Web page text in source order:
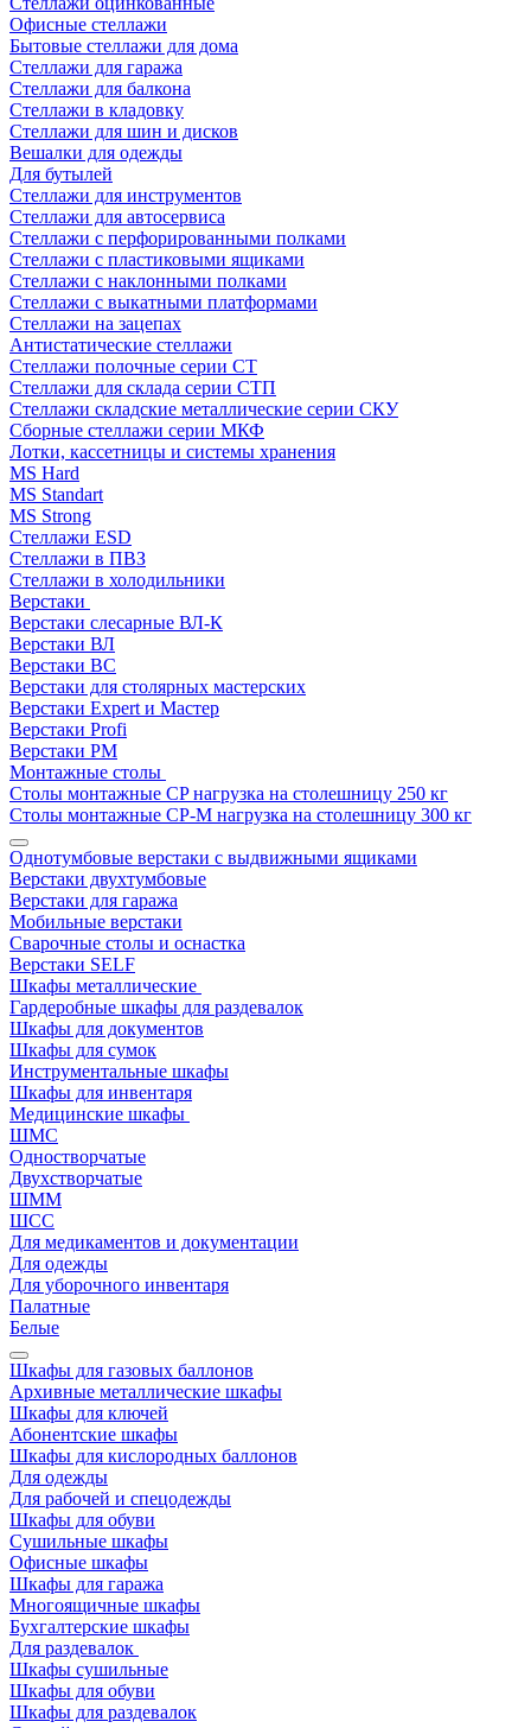
Офисные стеллажи
Бытовые стеллажи для дома
Стеллажи для гаража
Стеллажи для балкона
Стеллажи в кладовку
Стеллажи для шин и дисков
Вешалки для одежды
Для бутылей
Стеллажи для инструментов
Стеллажи для автосервиса
Стеллажи с перфорированными полками
Стеллажи с пластиковыми ящиками
Стеллажи с наклонными полками
Стеллажи с выкатными платформами
Стеллажи на зацепах
Антистатические стеллажи
Стеллажи полочные серии СТ
Стеллажи для склада серии СТП
Стеллажи складские металлические серии СКУ
Сборные стеллажи серии МКФ
Лотки, кассетницы и системы хранения
MS Hard
MS Standart
MS Strong
Стеллажи ESD
Стеллажи в ПВЗ
Стеллажи в холодильники
Верстаки
Верстаки слесарные ВЛ-К
Верстаки ВЛ
Верстаки ВС
Верстаки для столярных мастерских
Верстаки Expert и Мастер
Верстаки Profi
Верстаки РМ
Монтажные столы
Столы монтажные СP нагрузка на столешницу 250 кг
Столы монтажные СР-М нагрузка на столешницу 300 кг
Однотумбовые верстаки с выдвижными ящиками
Верстаки двухтумбовые
Верстаки для гаража
Мобильные верстаки
Сварочные столы и оснастка
Верстаки SELF
Шкафы металлические
Гардеробные шкафы для раздевалок
Шкафы для документов
Шкафы для сумок
Инструментальные шкафы
Шкафы для инвентаря
Медицинские шкафы
ШМС
Одностворчатые
Двухстворчатые
ШММ
ШСС
Для медикаментов и документации
Для одежды
Для уборочного инвентаря
Палатные
Белые
Шкафы для газовых баллонов
Архивные металлические шкафы
Шкафы для ключей
Абонентские шкафы
Шкафы для кислородных баллонов
Для одежды
Для рабочей и спецодежды
Шкафы для обуви
Сушильные шкафы
Офисные шкафы
Шкафы для гаража
Многоящичные шкафы
Бухгалтерские шкафы
Для раздевалок
Шкафы сушильные
Шкафы для обуви
Шкафы для раздевалок